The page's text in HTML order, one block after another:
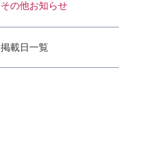
その他お知らせ
掲載日一覧